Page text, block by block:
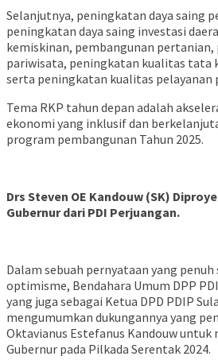
Selanjutnya, peningkatan daya saing
peningkatan daya saing investasi
kemiskinan, pembangunan pertanian,
pariwisata, peningkatan kualitas tata
serta peningkatan kualitas pelayanan
Tema RKP tahun depan adalah
ekonomi yang inklusif dan
program pembangunan Tahun 2025.
Drs Steven OE Kandouw (SK)
Gubernur dari PDI Perjuangan.
Dalam sebuah pernyataan yang
optimisme, Bendahara Umum DPP
yang juga sebagai Ketua DPD PDIP
mengumumkan dukungannya yang
Oktavianus Estefanus Kandouw untuk
Gubernur pada Pilkada Serentak 2024.